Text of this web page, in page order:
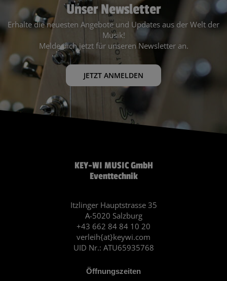
Unser Newsletter
Erhalte die neuesten Angebote und Updates aus der Welt der
Musik!
Melde dich jetzt für unseren Newsletter an.
JETZT ANMELDEN
KEY-WI MUSIC GmbH
Eventtechnik
Itzlinger Hauptstrasse 35
A-5020 Salzburg
+43 662 84 84 10 20
verleih{at}keywi.com
UID Nr.: ATU65935768
Öffnungszeiten